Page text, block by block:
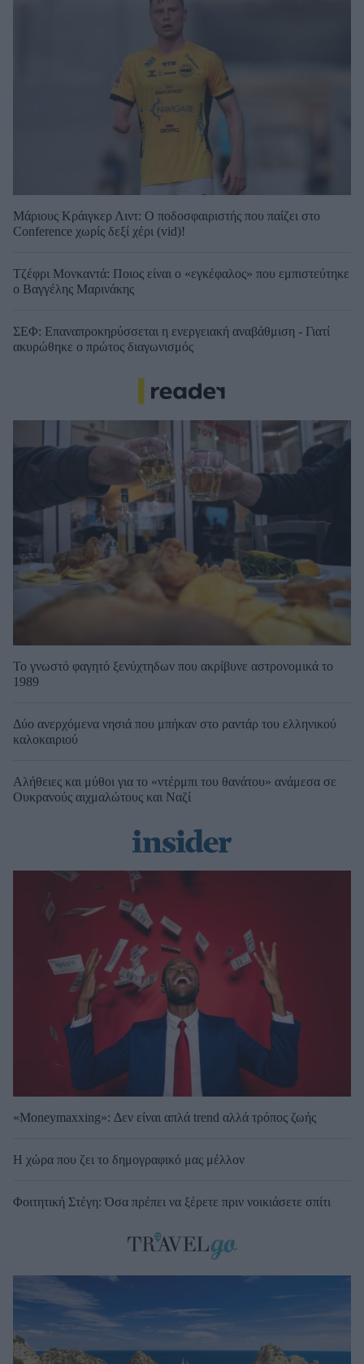
Μάριους Κράιγκερ Λιντ: Ο ποδοσφαιριστής που παίζει στο
Conference χωρίς δεξί χέρι (vid)!
Τζέφρι Μονκαντά: Ποιος είναι ο «εγκέφαλος» που εμπιστεύτηκε
ο Βαγγέλης Μαρινάκης
ΣΕΦ: Επαναπροκηρύσσεται η ενεργειακή αναβάθμιση - Γιατί
ακυρώθηκε ο πρώτος διαγωνισμός
Το γνωστό φαγητό ξενύχτηδων που ακρίβυνε αστρονομικά το
1989
Δύο ανερχόμενα νησιά που μπήκαν στο ραντάρ του ελληνικού
καλοκαιριού
Αλήθειες και μύθοι για το «ντέρμπι του θανάτου» ανάμεσα σε
Ουκρανούς αιχμαλώτους και Ναζί
«Moneymaxxing»: Δεν είναι απλά trend αλλά τρόπος ζωής
Η χώρα που ζει το δημογραφικό μας μέλλον
Φοιτητική Στέγη: Όσα πρέπει να ξέρετε πριν νοικιάσετε σπίτι